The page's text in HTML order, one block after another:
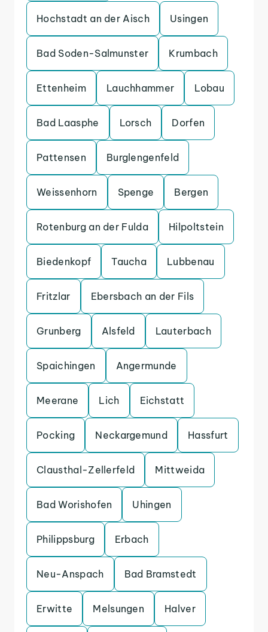
Hochstadt an der Aisch Usingen
Bad Soden-Salmunster Krumbach
Ettenheim Lauchhammer Lobau
Bad Laasphe Lorsch Dorfen
Pattensen Burglengenfeld
Weissenhorn Spenge Bergen
Rotenburg an der Fulda Hilpoltstein
Biedenkopf Taucha Lubbenau
Fritzlar Ebersbach an der Fils
Grunberg Alsfeld Lauterbach
Spaichingen Angermunde
Meerane Lich Eichstatt
Pocking Neckargemund Hassfurt
Clausthal-Zellerfeld Mittweida
Bad Worishofen Uhingen
Philippsburg Erbach
Neu-Anspach Bad Bramstedt
Erwitte Melsungen Halver